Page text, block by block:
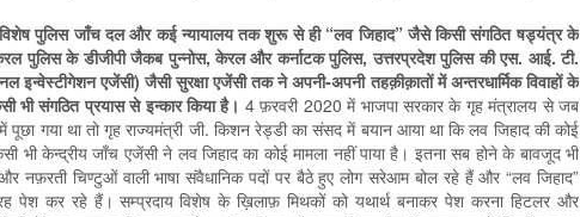
विशेष पुलिस जाँच दल और कई न्यायालय तक शुरू से ही “लव जिहाद” जैसे किसी संगठित षड्यंत्र के
पुलिस के डीजीपी जैकब पुन्नोस, केरल और कर्नाटक पुलिस, उत्तरप्रदेश पुलिस की एस. आई. टी.
एजेंसी) जैसी सुरक्षा एजेंसी तक ने अपनी-अपनी तहक़ीक़ातों में अन्तरधार्मिक विवाहों के
भी संगठित प्रयास से इन्कार किया है। 4 फ़रवरी 2020 में भाजपा सरकार के गृह मंत्रालय से जब
पूछा गया था तो गृह राज्यमंत्री जी. किशन रेड्डी का संसद में बयान आया था कि लव जिहाद की कोई
भी केन्द्रीय जाँच एजेंसी ने लव जिहाद का कोई मामला नहीं पाया है। इतना सब होने के बावजूद भी
नफ़रती चिण्टुओं वाली भाषा संवैधानिक पदों पर बैठे हुए लोग सरेआम बोल रहे हैं और “लव जिहाद”
कर रहे हैं। सम्प्रदाय विशेष के ख़िलाफ़ मिथकों को यथार्थ बनाकर पेश करना हिटलर और